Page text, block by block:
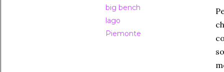
big bench
lago
Piemonte